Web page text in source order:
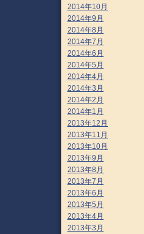
2014年10月
2014年9月
2014年8月
2014年7月
2014年6月
2014年5月
2014年4月
2014年3月
2014年2月
2014年1月
2013年12月
2013年11月
2013年10月
2013年9月
2013年8月
2013年7月
2013年6月
2013年5月
2013年4月
2013年3月